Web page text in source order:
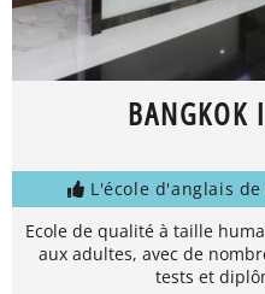
BANGKOK
L'école d'anglais
Ecole de qualité à taille
aux adultes, avec de
tests et